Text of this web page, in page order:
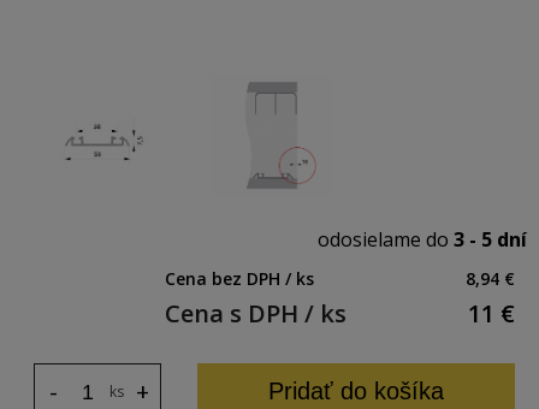
odosielame do 3 - 5 dní
Cena bez DPH / ks 8,94 €
Cena s DPH / ks 11 €
ks +
- Pridať do košíka